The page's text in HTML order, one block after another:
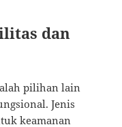
dan
pilihan lain
Jenis
keamanan